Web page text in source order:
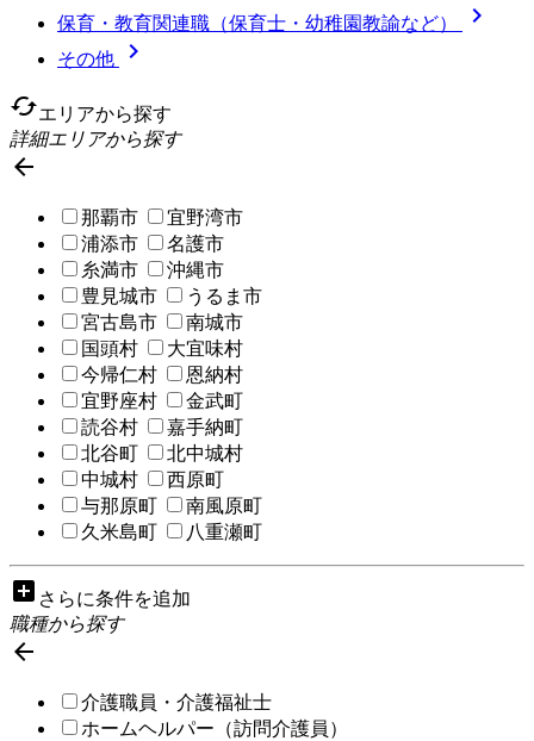
保育・教育関連職（保育士・幼稚園教諭など） 
その他

cachedエリアから探す
詳細エリアから探す

那覇市
宜野湾市
浦添市
名護市
糸満市
沖縄市
豊見城市
うるま市
宮古島市
南城市
国頭村
大宜味村
今帰仁村
恩納村
宜野座村
金武町
読谷村
嘉手納町
北谷町
北中城村
中城村
西原町
与那原町
南風原町
久米島町
八重瀬町
add_box さらに条件を追加
職種から探す

介護職員・介護福祉士
ホームヘルパー（訪問介護員）